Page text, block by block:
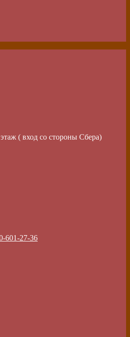
( вход со стороны Сбера)
601-27-36